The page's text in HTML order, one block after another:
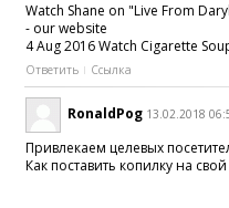
Watch Shane on "Live From
- our website
4 Aug 2016 Watch Cigarette
Ответить Ссылка
RonaldPog 13.02.2018
Привлекаем целевых
Как поставить копилку на